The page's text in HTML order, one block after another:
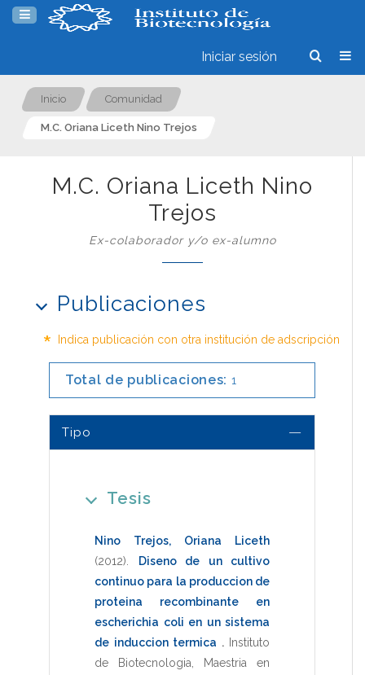
Iniciar sesión
Inicio Comunidad
M.C. Oriana Liceth Nino Trejos
M.C. Oriana Liceth Nino
Trejos
Ex-colaborador y/o ex-alumno
Publicaciones
* Indica publicación con otra institución de adscripción
Total de publicaciones: 1
Tipo
Tesis
Nino Trejos, Oriana Liceth
(2012)
Diseno de un cultivo
continuo para la produccion de
proteina recombinante en
escherichia coli en un sistema
de induccion termica . Instituto
de Biotecnologia
Maestria en